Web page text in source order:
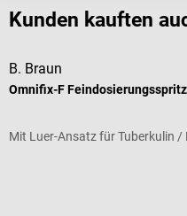
Kunden kauften
B. Braun
Omnifix-F
Mit Luer-Ansatz für Tuberkulin